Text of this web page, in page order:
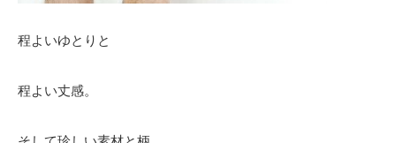
程よいゆとりと
程よい丈感。